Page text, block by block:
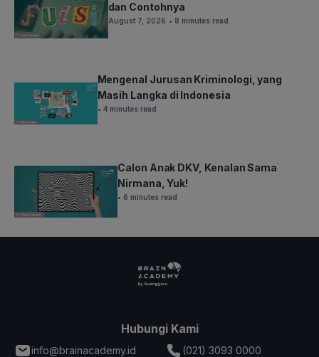
dan Contohnya
August 7, 2026 • 8 minutes read
Mengenal Jurusan Kriminologi, yang
Masih Langka di Indonesia
• 4 minutes read
Calon Anak DKV, Kenalan Sama
Nirmana, Yuk!
• 6 minutes read
Hubungi Kami
info@brainacademy.id (021) 3093 0000